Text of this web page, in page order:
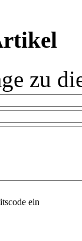
zu
ein